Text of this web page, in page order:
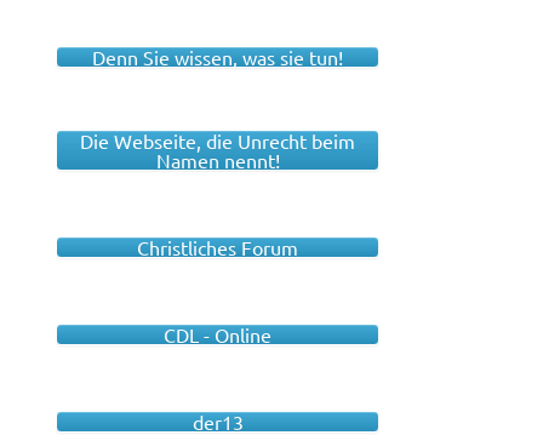
Denn Sie wissen, was sie tun!
Die Webseite, die Unrecht beim
Namen nennt!
Christliches Forum
CDL - Online
der13